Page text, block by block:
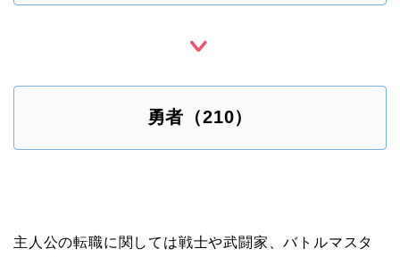
勇者（210）
主人公の転職に関しては戦士や武闘家、バトルマスタ